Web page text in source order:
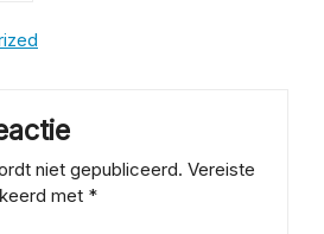
niet gepubliceerd. Vereiste
met *